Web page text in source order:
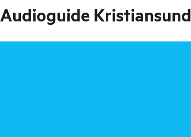
Audioguide Kristiansund